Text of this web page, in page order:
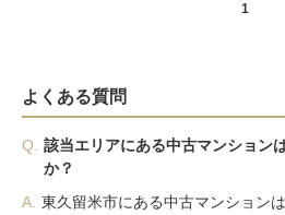
1
よくある質問
Q.
該当エリアにある中古マンション
か？
A. 東久留米市にある中古マンション